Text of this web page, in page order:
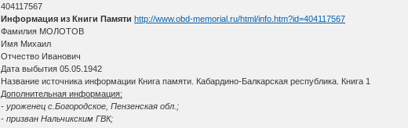
404117567
Информация из Книги Памяти http://www.obd-memorial.ru/html/info.htm?id=404117567
Фамилия МОЛОТОВ
Имя Михаил
Отчество Иванович
Дата выбытия 05.05.1942
Название источника информации Книга памяти. Кабардино-Балкарская республика. Книга 1
Дополнительная информация:
- уроженец с.Богородское, Пензенская обл.;
- призван Нальчикским ГВК;